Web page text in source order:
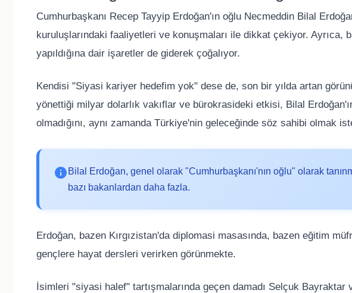
Cumhurbaşkanı Recep Tayyip Erdoğan'ın oğlu Necmeddin Bilal
kuruluşlarındaki faaliyetleri ve konuşmaları ile dikkat çekiyor. Ayrıca,
yapıldığına dair işaretler de giderek çoğalıyor.
Kendisi "Siyasi kariyer hedefim yok" dese de, son bir yılda artan
yönettiği milyar dolarlık vakıflar ve bürokrasideki etkisi, Bilal
olmadığını, aynı zamanda Türkiye'nin geleceğinde söz sahibi olmak
Bilal Erdoğan, genel olarak "Cumhurbaşkanı'nın oğlu" olarak
bazı bakanlardan daha fazla.
Erdoğan, bazen Kırgızistan'da diplomasi masasında, bazen eğitim
gençlere hayat dersleri verirken görünmekte.
İsimleri "siyasi halef" tartışmalarında geçen damadı Selçuk Bayraktar